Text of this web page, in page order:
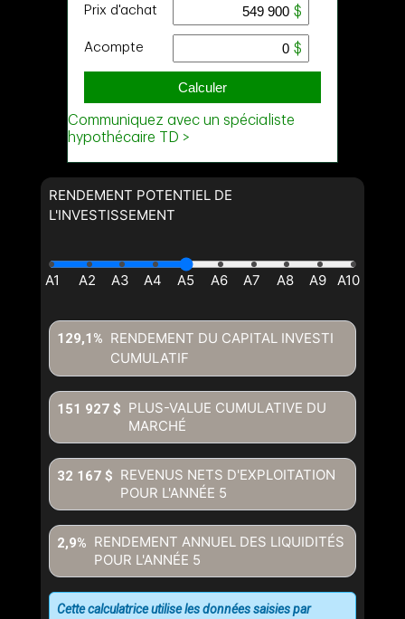
RENDEMENT POTENTIEL DE
L'INVESTISSEMENT
RENDEMENT DU CAPITAL INVESTI
CUMULATIF
129,1%
PLUS-VALUE CUMULATIVE DU
MARCHÉ
151 927 $
REVENUS NETS D'EXPLOITATION
POUR L'ANNÉE 5
32 167 $
RENDEMENT ANNUEL DES LIQUIDITÉS
POUR L'ANNÉE 5
2,9%
Cette calculatrice utilise les données saisies par